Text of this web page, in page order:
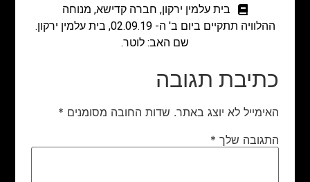
בית עלמין ירקון, חברה קדישא, מנוחה
ההלוויה תתקיים ביום ב' ה- 02.09.19, בית עלמין ירקון.
שם האב: לוטר.
כתיבת תגובה
האימייל לא יוצג באתר. שדות החובה מסומנים *
התגובה שלך *